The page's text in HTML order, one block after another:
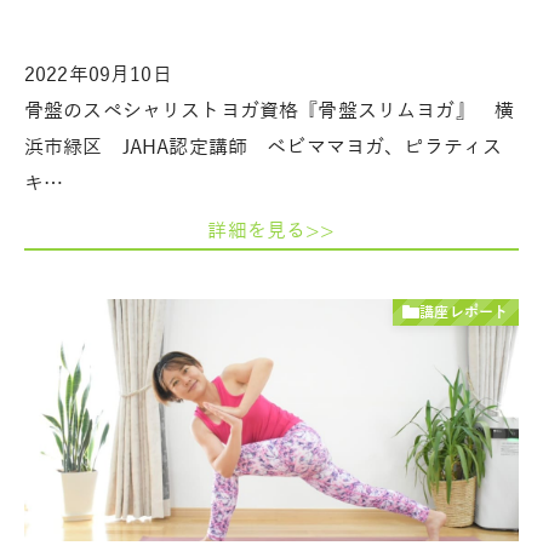
2022年09月10日
骨盤のスペシャリストヨガ資格『骨盤スリムヨガ』 横
浜市緑区 JAHA認定講師 ベビママヨガ、ピラティス
キ…
詳細を見る>>
講座レポート